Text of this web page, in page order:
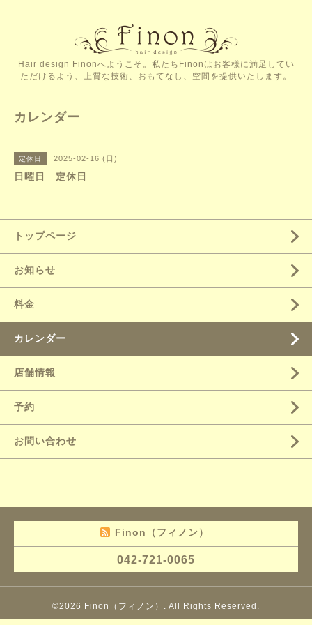
Hair design Finonへようこそ。私たちFinonはお客様に満足してい
ただけるよう、上質な技術、おもてなし、空間を提供いたします。
カレンダー
定休日 2025-02-16 (日)
日曜日 定休日
トップページ
お知らせ
料金
カレンダー
店舗情報
予約
お問い合わせ
Finon（フィノン）
042-721-0065
©2026 Finon（フィノン） . All Rights Reserved.